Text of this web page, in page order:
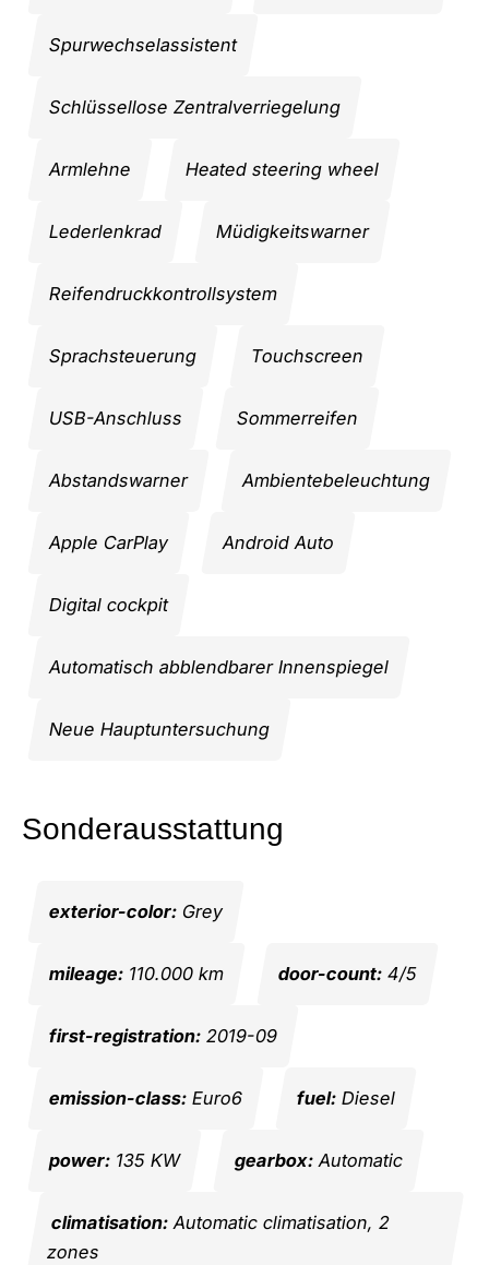
Spurwechselassistent
Schlüssellose Zentralverriegelung
Armlehne Heated steering wheel
Lederlenkrad Müdigkeitswarner
Reifendruckkontrollsystem
Sprachsteuerung Touchscreen
USB-Anschluss Sommerreifen
Abstandswarner Ambientebeleuchtung
Apple CarPlay Android Auto
Digital cockpit
Automatisch abblendbarer Innenspiegel
Neue Hauptuntersuchung
Sonderausstattung
exterior-color:Grey
mileage:110.000 km door-count:4/5
first-registration:2019-09
emission-class:Euro6 fuel:Diesel
power:135 KW gearbox:Automatic
climatisation:Automatic climatisation, 2
zones